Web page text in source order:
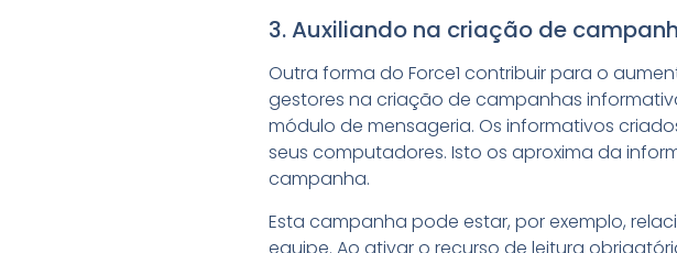
3. Auxiliando na criação de
Outra forma do Force1 contribuir para o
gestores na criação de campanhas
módulo de mensageria. Os informativos
seus computadores. Isto os aproxima da
campanha.
Esta campanha pode estar, por exemplo,
equipe. Ao ativar o recurso de leitura